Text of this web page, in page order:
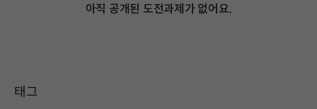
아직 공개된 도전과제가 없어요.
태그